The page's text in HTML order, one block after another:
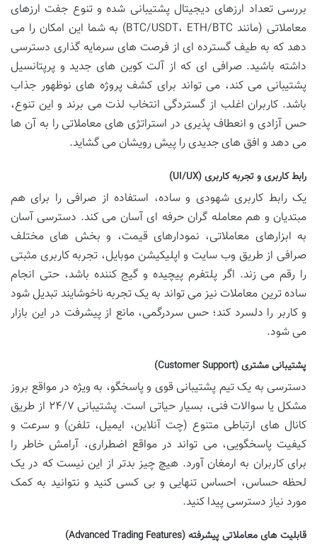
بررسی تعداد ارزهای دیجیتال پشتیبانی شده و تنوع جفت ارزهای
معاملاتی (مانند BTC/USDT، ETH/BTC) به شما این امکان را می
دهد که به طیف گسترده ای از فرصت های سرمایه گذاری دسترسی
داشته باشید. صرافی ای که از آلت کوین های جدید و پرپتانسیل
پشتیبانی می کند، می تواند برای کشف پروژه های نوظهور جذاب
باشد. کاربران اغلب از گستردگی انتخاب لذت می برند و این تنوع،
حس آزادی و انعطاف پذیری در استراتژی های معاملاتی را به آن ها
می دهد و افق های جدیدی را پیش رویشان می گشاید.
رابط کاربری و تجربه کاربری (UI/UX)
یک رابط کاربری شهودی و ساده، استفاده از صرافی را برای هم
مبتدیان و هم معامله گران حرفه ای آسان می کند. دسترسی آسان
به ابزارهای معاملاتی، نمودارهای قیمت، و بخش های مختلف
صرافی از طریق وب سایت و اپلیکیشن موبایل، تجربه کاربری مثبتی
را رقم می زند. اگر پلتفرم پیچیده و گیج کننده باشد، حتی انجام
ساده ترین معاملات نیز می تواند به یک تجربه ناخوشایند تبدیل شود
و کاربر را دلسرد کند؛ حس سردرگمی، مانع از پیشرفت در این بازار
می شود.
پشتیبانی مشتری (Customer Support)
دسترسی به یک تیم پشتیبانی قوی و پاسخگو، به ویژه در مواقع بروز
مشکل یا سوالات فنی، بسیار حیاتی است. پشتیبانی ۲۴/۷ از طریق
کانال های ارتباطی متنوع (چت آنلاین، ایمیل، تلفن) و سرعت و
کیفیت پاسخگویی، می تواند در مواقع اضطراری، آرامش خاطر را
برای کاربران به ارمغان آورد. هیچ چیز بدتر از این نیست که در یک
لحظه حساس، احساس تنهایی و بی کسی کنید و نتوانید به کمک
مورد نیاز دسترسی پیدا کنید.
قابلیت های معاملاتی پیشرفته (Advanced Trading Features)